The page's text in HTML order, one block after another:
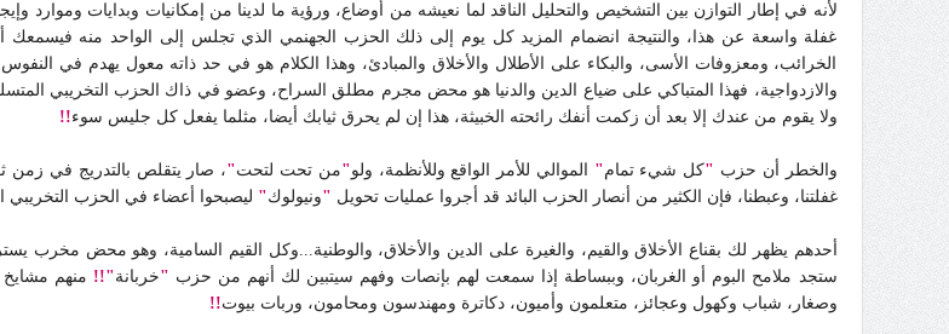
لأنه في إطار التوازن بين التشخيص والتحليل الناقد لما نعيشه من أوضاع، ورؤية ما لدينا من إمكانيات وبدايات وموارد
غفلة واسعة عن هذا، والنتيجة انضمام المزيد كل يوم إلى ذلك الحزب الجهنمي الذي تجلس إلى الواحد منه
الخرائب، ومعزوفات الأسى، والبكاء على الأطلال والأخلاق والمبادئ، وهذا الكلام هو في حد ذاته معول يهدم في
والازدواجية، فهذا المتباكي على ضياع الدين والدنيا هو محض مجرم مطلق السراح، وعضو في ذاك الحزب التخريبي
ولا يقوم من عندك إلا بعد أن زكمت أنفك رائحته الخبيثة، هذا إن لم يحرق ثيابك أيضا، مثلما يفعل كل جليس سوء!!
والخطر أن حزب "كل شيء تمام" الموالي للأمر الواقع وللأنظمة، ولو"من تحت لتحت"، صار يتقلص بالتدريج في زمن
غفلتنا، وعبطنا، فإن الكثير من أنصار الحزب البائد قد أجروا عمليات تحويل "ونيولوك" ليصبحوا أعضاء في الحزب التخريبي
أحدهم يظهر لك بقناع الأخلاق والقيم، والغيرة على الدين والأخلاق، والوطنية...وكل القيم السامية، وهو محض
ستجد ملامح البوم أو الغربان، وببساطة إذا سمعت لهم بإنصات وفهم سيتبين لك أنهم من حزب "خربانة"!! منهم مشايخ
وصغار، شباب وكهول وعجائز، متعلمون وأميون، دكاترة ومهندسون ومحامون، وربات بيوت!!